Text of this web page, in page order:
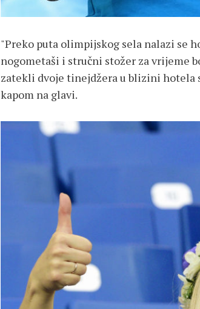
"Preko puta olimpijskog sela nalazi se
nogometaši i stručni stožer za vrijeme
zatekli dvoje tinejdžera u blizini hotela
kapom na glavi.